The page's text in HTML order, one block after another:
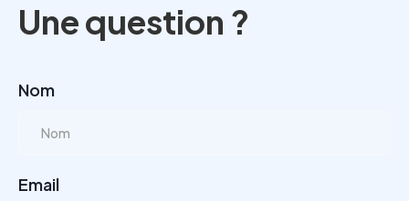
Une question ?
Nom
Email